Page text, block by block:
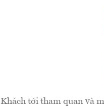
Khách tới tham quan và